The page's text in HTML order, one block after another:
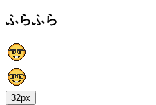
ふらふら
32px